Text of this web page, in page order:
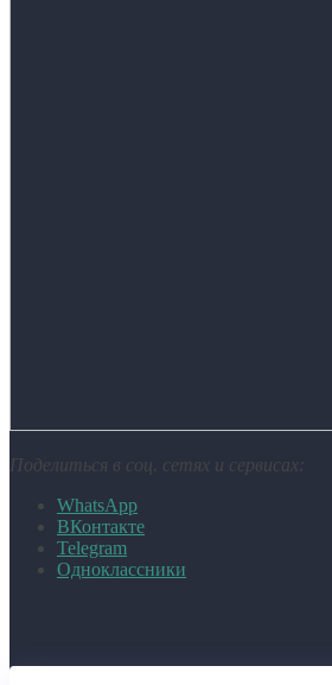
Поделиться в соц. сетях и сервисах:
WhatsApp
ВКонтакте
Telegram
Одноклассники